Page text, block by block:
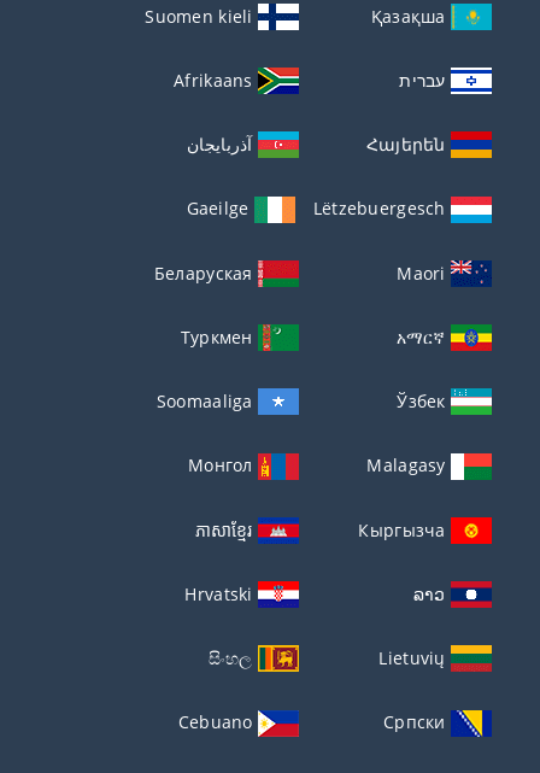
Қазақша
Suomen kieli
עברית Afrikaans
Հայերեն آذربايجان
Lëtzebuergesch
Gaeilge
Maori
Беларуская
አማርኛ
Туркмен
Ўзбек
Soomaaliga
Malagasy
Монгол
Кыргызча
ភាសាខ្មែរ
ລາວ
Hrvatski
Lietuvių
සිංහල
Српски
Cebuano